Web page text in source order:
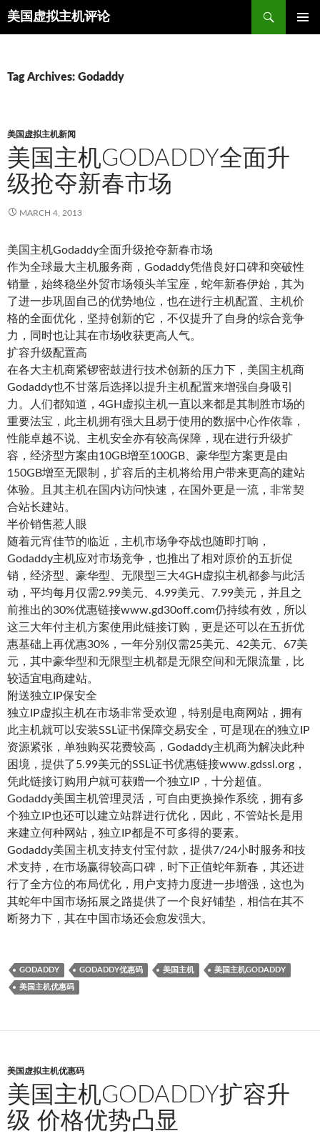
美国虚拟主机评论
Search
Tag Archives: Godaddy
美国虚拟主机新闻
美国主机GODADDY全面升
级抢夺新春市场
MARCH 4, 2013
美国主机Godaddy全面升级抢夺新春市场
作为全球最大主机服务商，Godaddy凭借良好口碑和突破性
销量，始终稳坐外贸市场领头羊宝座，蛇年新春伊始，其为
了进一步巩固自己的优势地位，也在进行主机配置、主机价
格的全面优化，坚持创新的它，不仅提升了自身的综合竞争
力，同时也让其在市场收获更高人气。
扩容升级配置高
在各大主机商紧锣密鼓进行技术创新的压力下，美国主机商
Godaddy也不甘落后选择以提升主机配置来增强自身吸引
力。人们都知道，4GH虚拟主机一直以来都是其制胜市场的
重要法宝，此主机拥有强大且易于使用的数据中心作依靠，
性能卓越不说、主机安全亦有较高保障，现在进行升级扩
容，经济型方案由10GB增至100GB、豪华型方案更是由
150GB增至无限制，扩容后的主机将给用户带来更高的建站
体验。且其主机在国内访问快速，在国外更是一流，非常契
合站长建站。
半价销售惹人眼
随着元宵佳节的临近，主机市场争夺战也随即打响，
Godaddy主机应对市场竞争，也推出了相对原价的五折促
销，经济型、豪华型、无限型三大4GH虚拟主机都参与此活
动，平均每月仅需2.99美元、4.99美元、7.99美元，并且之
前推出的30%优惠链接www.gd30off.com仍持续有效，所以
这三大年付主机方案使用此链接订购，更是还可以在五折优
惠基础上再优惠30%，一年分别仅需25美元、42美元、67美
元，其中豪华型和无限型主机都是无限空间和无限流量，比
较适宜电商建站。
附送独立IP保安全
独立IP虚拟主机在市场非常受欢迎，特别是电商网站，拥有
此主机就可以安装SSL证书保障交易安全，可是现在的独立IP
资源紧张，单独购买花费较高，Godaddy主机商为解决此种
困境，提供了5.99美元的SSL证书优惠链接www.gdssl.org，
凭此链接订购用户就可获赠一个独立IP，十分超值。
Godaddy美国主机管理灵活，可自由更换操作系统，拥有多
个独立IP也还可以建立站群进行优化，因此，不管站长是用
来建立何种网站，独立IP都是不可多得的要素。
Godaddy美国主机支持支付宝付款，提供7/24小时服务和技
术支持，在市场赢得较高口碑，时下正值蛇年新春，其还进
行了全方位的布局优化，用户支持力度进一步增强，这也为
其蛇年中国市场拓展之路提供了一个良好铺垫，相信在其不
断努力下，其在中国市场还会愈发强大。
GODADDY GODADDY优惠码 美国主机 美国主机GODADDY
美国主机优惠码
美国虚拟主机优惠码
美国主机GODADDY扩容升
级 价格优势凸显